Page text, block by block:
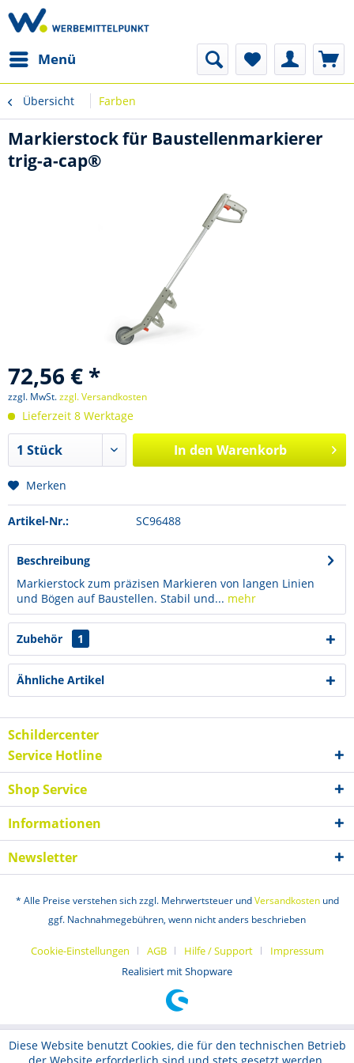
Menü
Übersicht Farben
Markierstock für Baustellenmarkierer
trig-a-cap®
72,56 € *
zzgl. MwSt.zzgl. Versandkosten
Lieferzeit 8 Werktage
In den Warenkorb
Merken
Artikel-Nr.: SC96488
Beschreibung
Markierstock zum präzisen Markieren von langen Linien
und Bögen auf Baustellen. Stabil und... mehr
Zubehör 1
Ähnliche Artikel
Schildercenter
Service Hotline
Shop Service
Informationen
Newsletter
* Alle Preise verstehen sich zzgl. Mehrwertsteuer undVersandkostenund
ggf. Nachnahmegebühren, wenn nicht anders beschrieben
Cookie-Einstellungen AGB Hilfe / Support
Impressum
Realisiert mit Shopware
Diese Website benutzt Cookies, die für den technischen Betrieb